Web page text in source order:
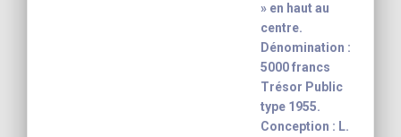
» en haut au
centre.
Dénomination :
5000 francs
Trésor Public
type 1955.
Conception : L.